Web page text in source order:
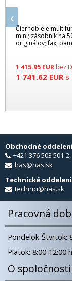
Čiernobiele
min.; zásobník na
originálov; fax;
1 415.95 EUR bez
1 741.62 EUR s
‹
Obchodné
+421 376 503 501-
has@has.sk
Technické
technici@has.sk
Pracovná
Pondelok-Štvrtok:
Piatok: 8:00-12:00
O spoločnosti